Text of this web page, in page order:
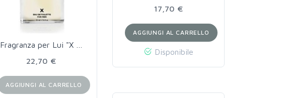
17,70 €
AGGIUNGI AL CARRELLO
Disponibile
Fragranza per Lui "X …
22,70 €
AGGIUNGI AL CARRELLO